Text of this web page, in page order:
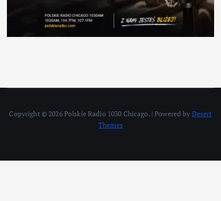
Copyright © 2026 Polskie Radio 1030 Chicago. | Powered by Desert
Themes